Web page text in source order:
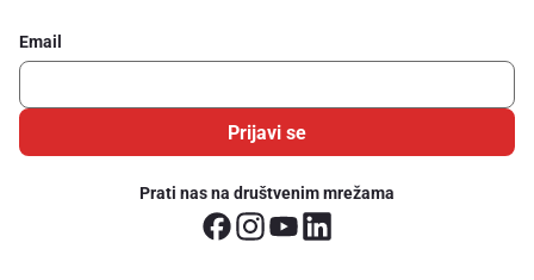
Email
Prijavi se
Prati nas na društvenim mrežama